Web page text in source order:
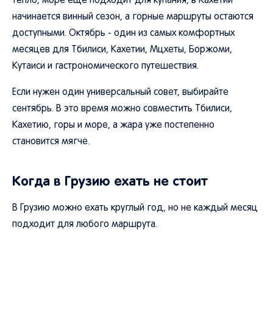
начинается винный сезон, а горные маршруты остаются
доступными. Октябрь - один из самых комфортных
месяцев для Тбилиси, Кахетии, Мцхеты, Боржоми,
Кутаиси и гастрономического путешествия.
Если нужен один универсальный совет, выбирайте
сентябрь. В это время можно совместить Тбилиси,
Кахетию, горы и море, а жара уже постепенно
становится мягче.
Когда в Грузию ехать не стоит
В Грузию можно ехать круглый год, но не каждый месяц
подходит для любого маршрута.